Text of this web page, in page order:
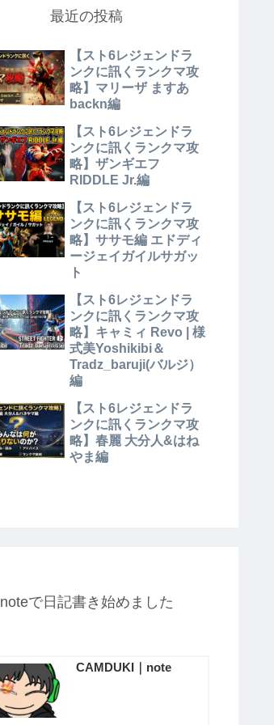
最近の投稿
【スト6レジェンドラ
ンクに訊くランクマ攻
略】マリーザ ますあ
backn編
【スト6レジェンドラ
ンクに訊くランクマ攻
略】ザンギエフ
RIDDLE Jr.編
【スト6レジェンドラ
ンクに訊くランクマ攻
略】ササモ編 エドディ
ージェイガイルサガッ
ト
【スト6レジェンドラ
ンクに訊くランクマ攻
略】キャミィ Revo | 様
式美Yoshikibi＆
Tradz_baruji(バルジ）
編
【スト6レジェンドラ
ンクに訊くランクマ攻
略】春麗 大分人&はね
やま編
noteで日記書き始めました
CAMDUKI｜note